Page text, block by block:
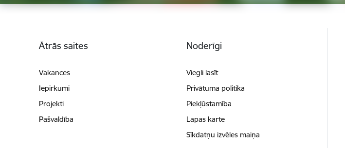
Ātrās saites
Vakances
Iepirkumi
Projekti
Pašvaldība
Noderīgi
Viegli lasīt
Privātuma politika
Piekļūstamība
Lapas karte
Sīkdatņu izvēles maiņa